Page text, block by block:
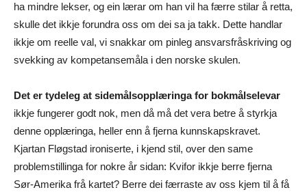
ha mindre lekser, og ein lærar om han vil ha færre stilar å retta,
skulle det ikkje forundra oss om dei sa ja takk. Dette handlar
ikkje om reelle val, vi snakkar om pinleg ansvarsfråskriving og
svekking av kompetansemåla i den norske skulen.
Det er tydeleg at sidemålsopplæringa for bokmålselevar
ikkje fungerer godt nok, men då må det vera betre å styrkja
denne opplæringa, heller enn å fjerna kunnskapskravet.
Kjartan Fløgstad ironiserte, i kjend stil, over den same
problemstillinga for nokre år sidan: Kvifor ikkje berre fjerna
Sør-Amerika frå kartet? Berre dei færraste av oss kjem til å få